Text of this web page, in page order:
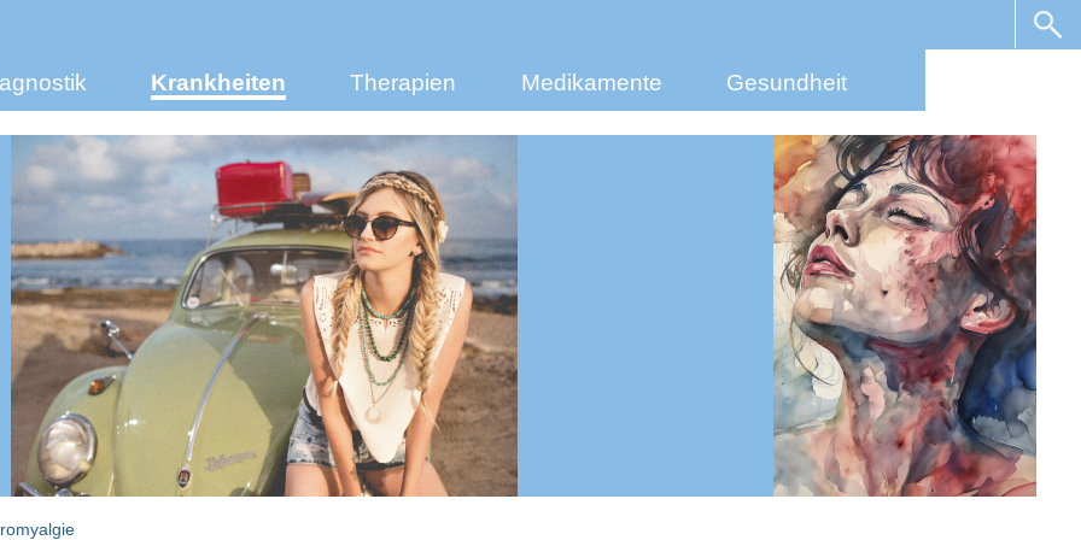
Krankheiten Therapien Medikamente Gesundheit